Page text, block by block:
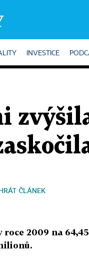
INVESTICE
ČLÁNEK
roce 2009 na